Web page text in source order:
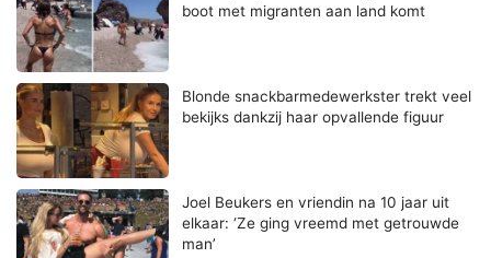
boot met migranten aan land komt
Blonde snackbarmedewerkster trekt veel
bekijks dankzij haar opvallende figuur
Joel Beukers en vriendin na 10 jaar uit
elkaar: ‘Ze ging vreemd met getrouwde
man’